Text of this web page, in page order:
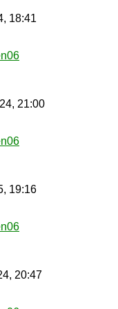
18:41
21:00
19:16
20:47